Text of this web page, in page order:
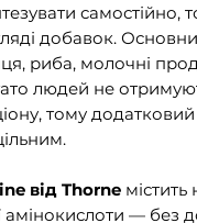
добавок.
риба, молочні
людей не
тому
від Thorne
амінокислоти — без